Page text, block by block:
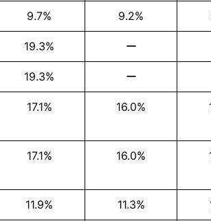
9.7% 9.2%
19.3% ー
19.3% ー
17.1% 16.0%
17.1% 16.0%
11.9% 11.3%